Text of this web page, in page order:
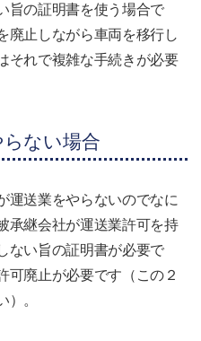
旨の証明書を使う場合で
廃止しながら車両を移行し
それで複雑な手続きが必要
ない場合
運送業をやらないのでなに
承継会社が運送業許可を持
ない旨の証明書が必要で
可廃止が必要です（この２
。